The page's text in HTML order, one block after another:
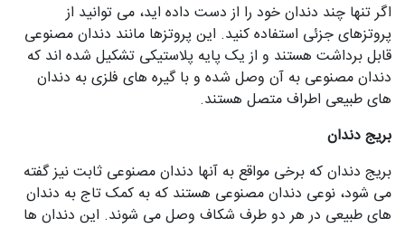
اگر تنها چند دندان خود را از دست داده اید، می‌ توانید از
پروتزهای جزئی استفاده کنید. این پروتزها مانند دندان مصنوعی
قابل برداشت هستند و از یک پایه پلاستیکی تشکیل شده اند که
دندان مصنوعی به آن وصل شده و با گیره‌ های فلزی به دندان‌
های طبیعی اطراف متصل هستند.
بریج دندان
بریج دندان که برخی مواقع به آنها دندان مصنوعی ثابت نیز گفته
می‌ شود، نوعی دندان مصنوعی هستند که به کمک تاج به دندان‌
های طبیعی در هر دو طرف شکاف وصل می‌ شوند. این دندان‌ ها